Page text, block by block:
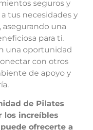
seguros y
tus necesidades y
asegurando una
para ti.
una oportunidad
con otros
de apoyo y
de Pilates
los increíbles
ofrecerte a